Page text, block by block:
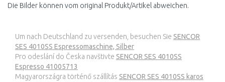
Die Bilder können vom original Produkt/Artikel abweichen.
Um nach Deutschland zu versenden, besuchen Sie SENCOR
SES 4010SS Espressomaschine, Silber
Pro odeslání do Česka navštivte SENCOR SES 4010SS
Espresso 41005713
Magyarországra történő szállítás SENCOR SES 4010SS karos